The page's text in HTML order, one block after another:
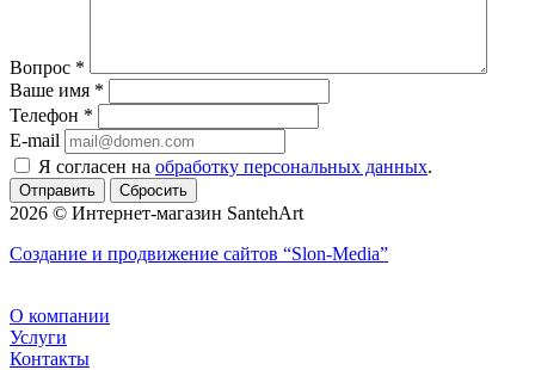
Вопрос *
Ваше имя *
Телефон *
E-mail
Я согласен на обработку персональных данных.
Сбросить
2026 © Интернет-магазин SantehArt
Создание и продвижение сайтов “Slon-Media”
О компании
Услуги
Контакты